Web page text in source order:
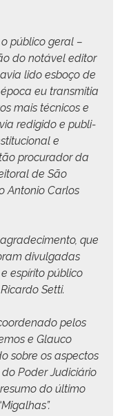
públi­co ger­al –
do notáv­el edi­tor
lido esboço de
eu trans­mi­tia
mais téc­ni­cos e
redigi­do e pub­li­
e
procu­rador da
de São
Anto­nio Car­los
que
divul­gadas
espíri­to públi­co
Setti.
pelos
e Glau­co
sobre os aspec­tos
do Poder Judi­ciário
do últi­mo